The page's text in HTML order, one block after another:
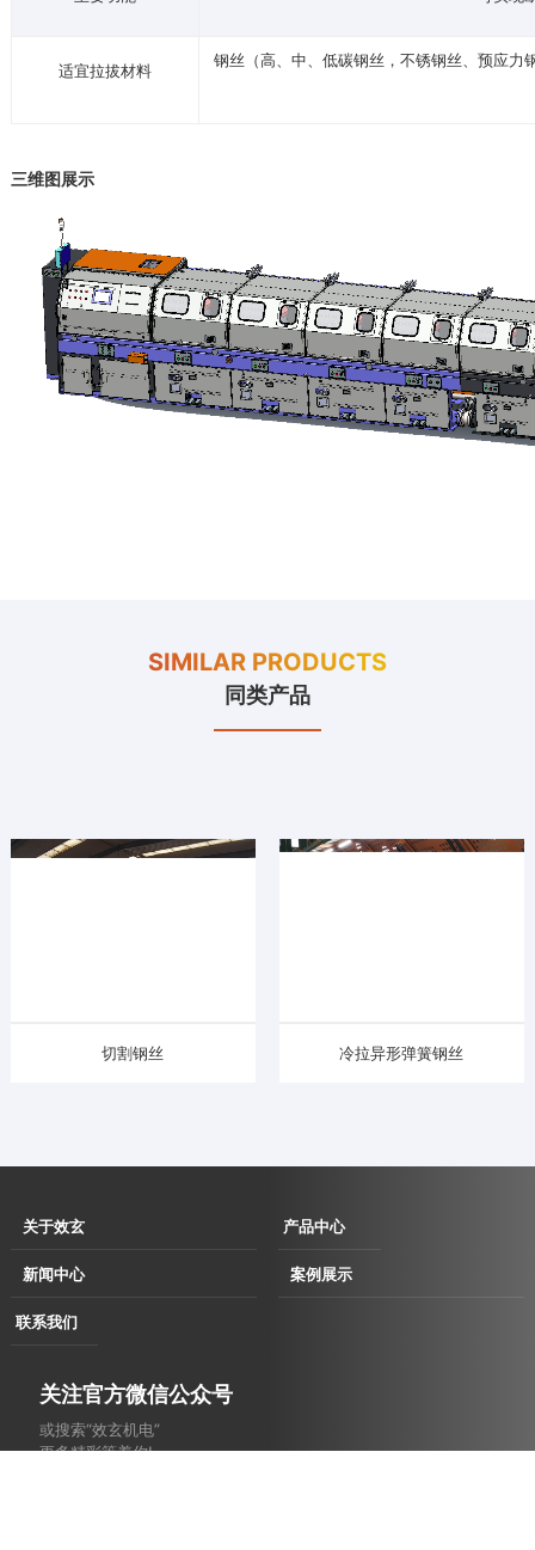
适宜拉拔材料
钢丝（高、中、低碳钢丝，不锈钢丝、预应
三维图展示
SIMILAR PRODUCTS
同类产品
切割钢丝 冷拉异形弹簧钢丝
关于效玄
企业简介
发展历程
产品中心
伺服直驱拉丝
新闻中心
企业动态
案例展示
联系我们
电子地图
关注官方微信公众号
或搜索“效玄机电”
更多精彩等着你!